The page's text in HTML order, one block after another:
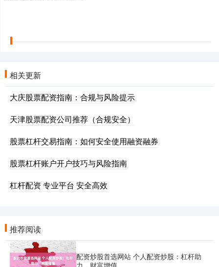
相关更新
大庆股票配资指南：合规与风险提示
天津股票配资公司推荐（合规安全）
股票杠杆交易指南：如何安全使用融资融券
股票杠杆账户开户技巧与风险指南
杠杆配资 专业平台 安全高效
推荐阅读
配资炒股首选网站 个人配资炒股：杠杆助